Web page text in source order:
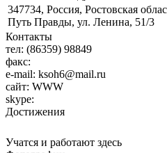
347734, Россия, Ростовская
Путь Правды, ул. Ленина, 51/3
Контакты
тел: (86359) 98849
факс:
e-mail: ksoh6@mail.ru
сайт: WWW
skype:
Достижения
Учатся и работают здесь